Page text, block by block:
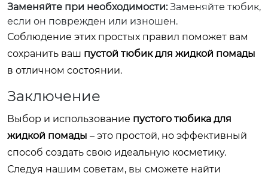
Заменяйте при необходимости:Заменяйте тюбик,
если он поврежден или изношен.
Соблюдение этих простых правил поможет вам
сохранить ваш пустой тюбик для жидкой помады
в отличном состоянии.
Заключение
Выбор и использование пустого тюбика для
жидкой помады – это простой, но эффективный
способ создать свою идеальную косметику.
Следуя нашим советам, вы сможете найти